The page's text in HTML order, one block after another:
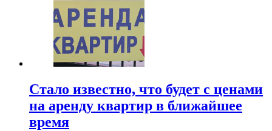
Стало известно, что будет с ценами
на аренду квартир в ближайшее
время